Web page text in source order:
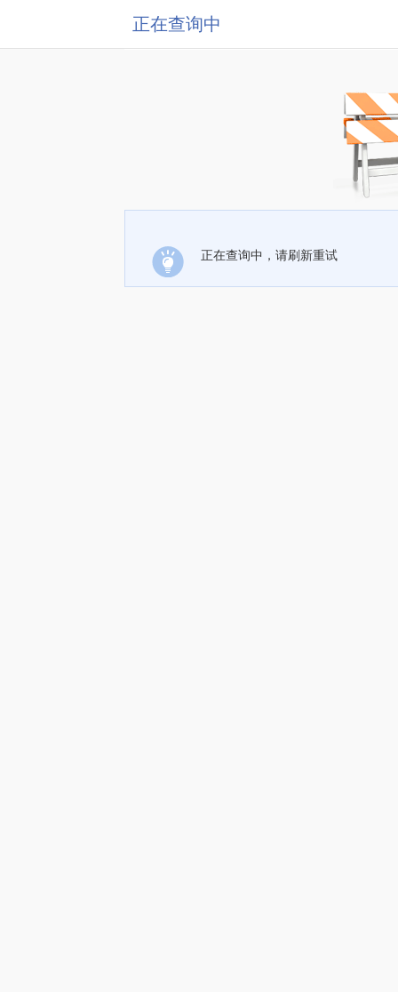
正在查询中
正在查询中，请刷新重试